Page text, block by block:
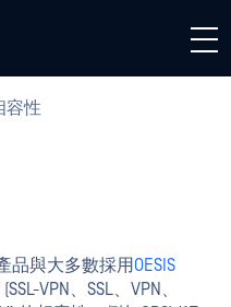
容性
品與大多數採用 OESIS
VPN、SSL、VPN、